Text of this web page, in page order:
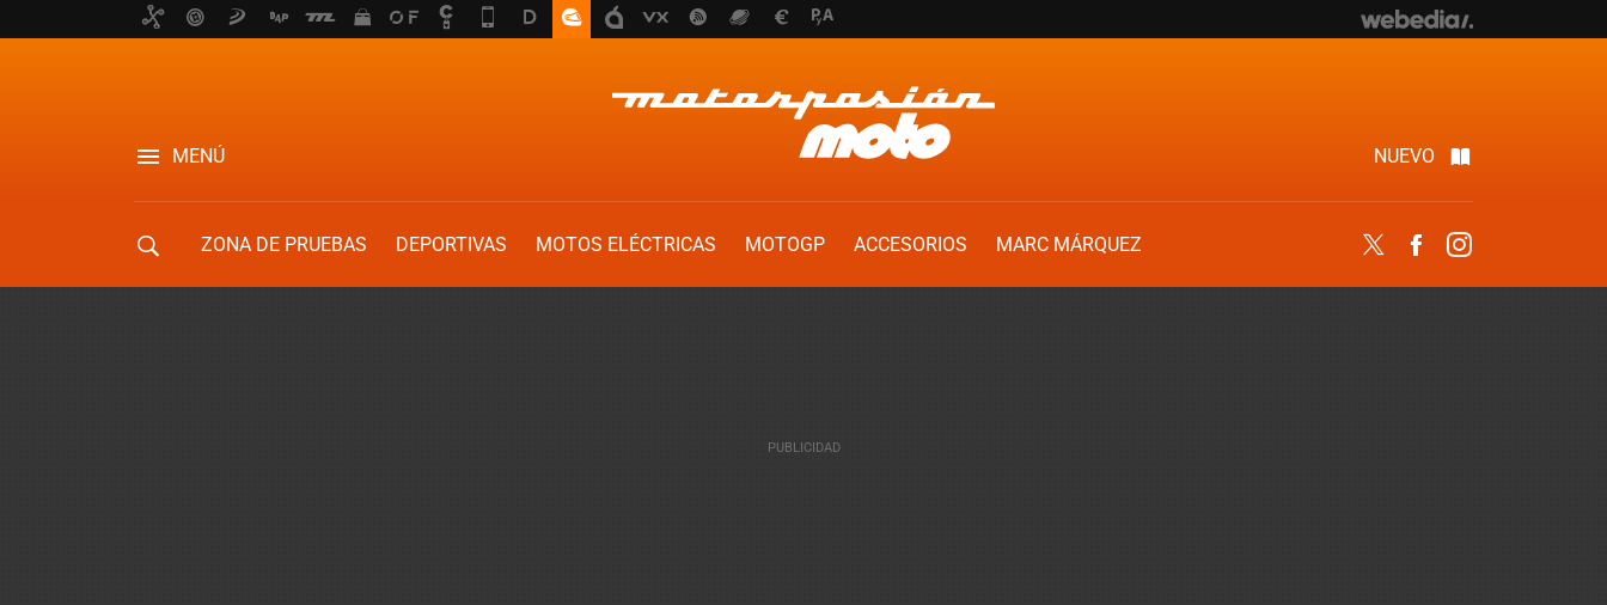
MENÚ NUEVO
ZONA DE PRUEBAS DEPORTIVAS MOTOS ELÉCTRICAS MOTOGP ACCESORIOS
MARC MÁRQUEZ
Twitter Facebook